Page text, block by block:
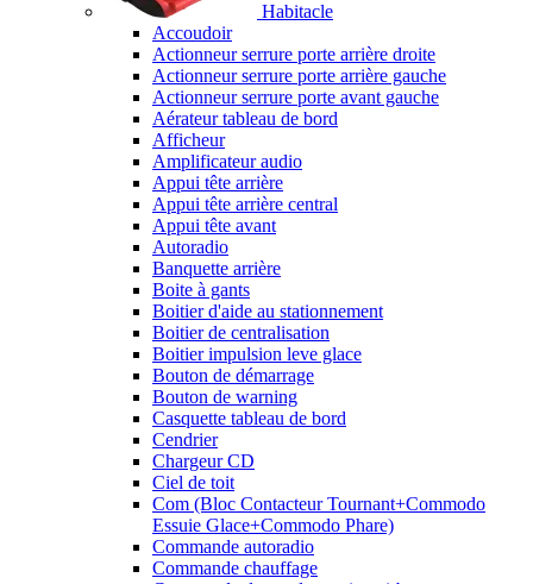
Habitacle
Accoudoir
Actionneur serrure porte arrière droite
Actionneur serrure porte arrière gauche
Actionneur serrure porte avant gauche
Aérateur tableau de bord
Afficheur
Amplificateur audio
Appui tête arrière
Appui tête arrière central
Appui tête avant
Autoradio
Banquette arrière
Boite à gants
Boitier d'aide au stationnement
Boitier de centralisation
Boitier impulsion leve glace
Bouton de démarrage
Bouton de warning
Casquette tableau de bord
Cendrier
Chargeur CD
Ciel de toit
Com (Bloc Contacteur Tournant+Commodo
Essuie Glace+Commodo Phare)
Commande autoradio
Commande chauffage